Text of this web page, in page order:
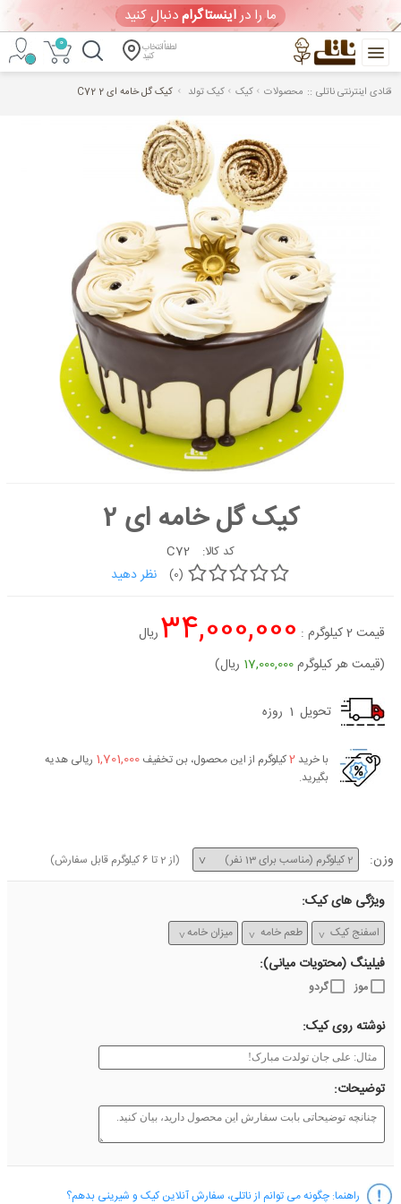
ما را دراینستاگرامدنبال کنید
لطفاً انتخاب
کنید
0
خرید
ویترین امروز
کیک
کیک
سفارشی
قنادی اینترنتی ناتلی :: محصولات کیک کیک تولد کیک گل خامه ای 2 C72
کیک گل خامه ای 2
کد کالا: C72
(0) نظر دهید
قیمت2کیلوگرم : 34,000,000ریال
(قیمت هر کیلوگرم17,000,000 ریال)
تحویل 1 روزه
با خرید 2کیلوگرم از این محصول، بن تخفیف 1,701,000 ریالی هدیه
بگیرید.
وزن: (از 2تا 6کیلوگرم قابل سفارش)
ویژگی های کیک:
فیلینگ (محتویات میانی):
موز گردو
نوشته روی کیک:
توضیحات:
راهنما: چگونه می توانم از ناتلی، سفارش آنلاین کیک و شیرینی بدهم؟